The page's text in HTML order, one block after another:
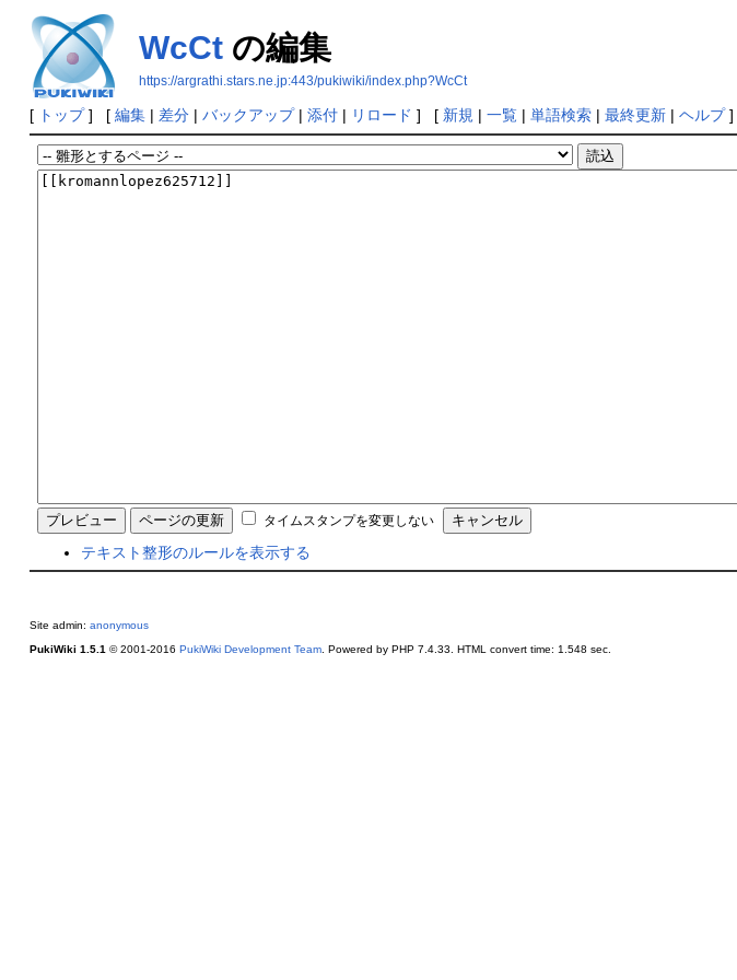
WcCtの編集
https://argrathi.stars.ne.jp:443/pukiwiki/index.php?WcCt
[ トップ] [ 編集| 差分| バックアップ| 添付| リロード ] [ 新規 | 一覧| 単語検索| 最終更新| ヘルプ]
タイムスタンプを変更しない
テキスト整形のルールを表示する
Site admin: anonymous
PukiWiki 1.5.1 © 2001-2016 PukiWiki Development Team. Powered by PHP 7.4.33. HTML convert time: 1.548 sec.